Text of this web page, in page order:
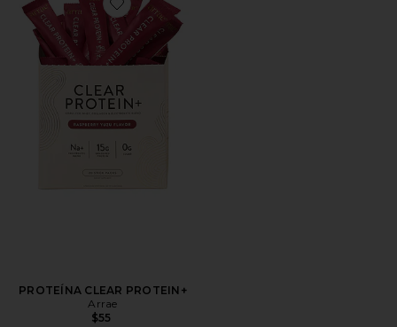
Favorite PROTEÍNA CLEAR PROTEIN+
PROTEÍNA CLEAR PROTEIN+
Arrae
$55